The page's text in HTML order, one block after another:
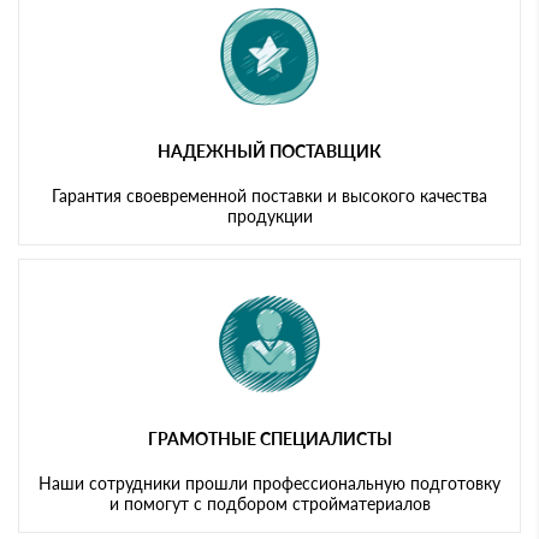
НАДЕЖНЫЙ ПОСТАВЩИК
Гарантия своевременной поставки и высокого качества
продукции
ГРАМОТНЫЕ СПЕЦИАЛИСТЫ
Наши сотрудники прошли профессиональную подготовку
и помогут с подбором стройматериалов